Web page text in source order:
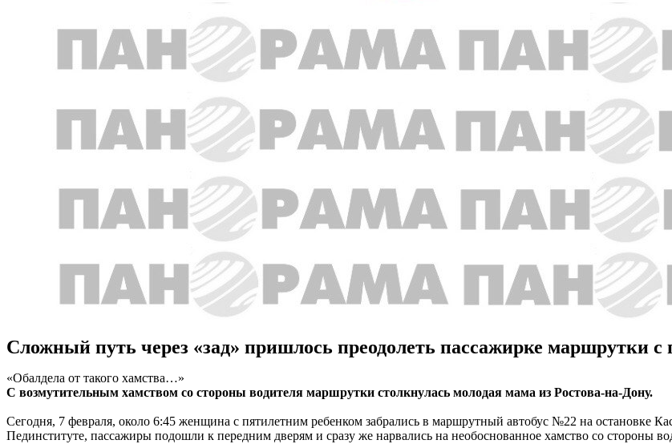
Сложный путь через «зад» пришлось преодолеть пассажирке маршрутки с
«Обалдела от такого хамства…»
С возмутительным хамством со стороны водителя маршрутки столкнулась молодая мама из Ростова-на-Дону.
Сегодня, 7 февраля, около 6:45 женщина с пятилетним ребенком забрались в маршрутный автобус №22 на остановке
Пединституте, пассажиры подошли к передним дверям и сразу же нарвались на необоснованное хамство со стороны